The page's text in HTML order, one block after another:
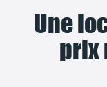
Une
prix